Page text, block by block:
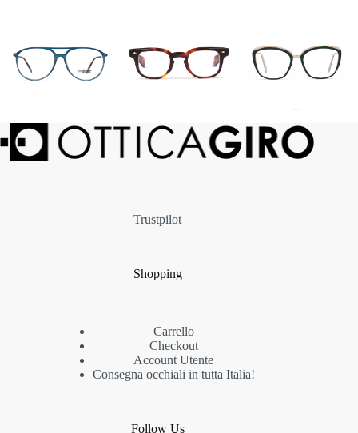
Trustpilot
Shopping
Carrello
Checkout
Account Utente
Consegna occhiali in tutta Italia!
Follow Us